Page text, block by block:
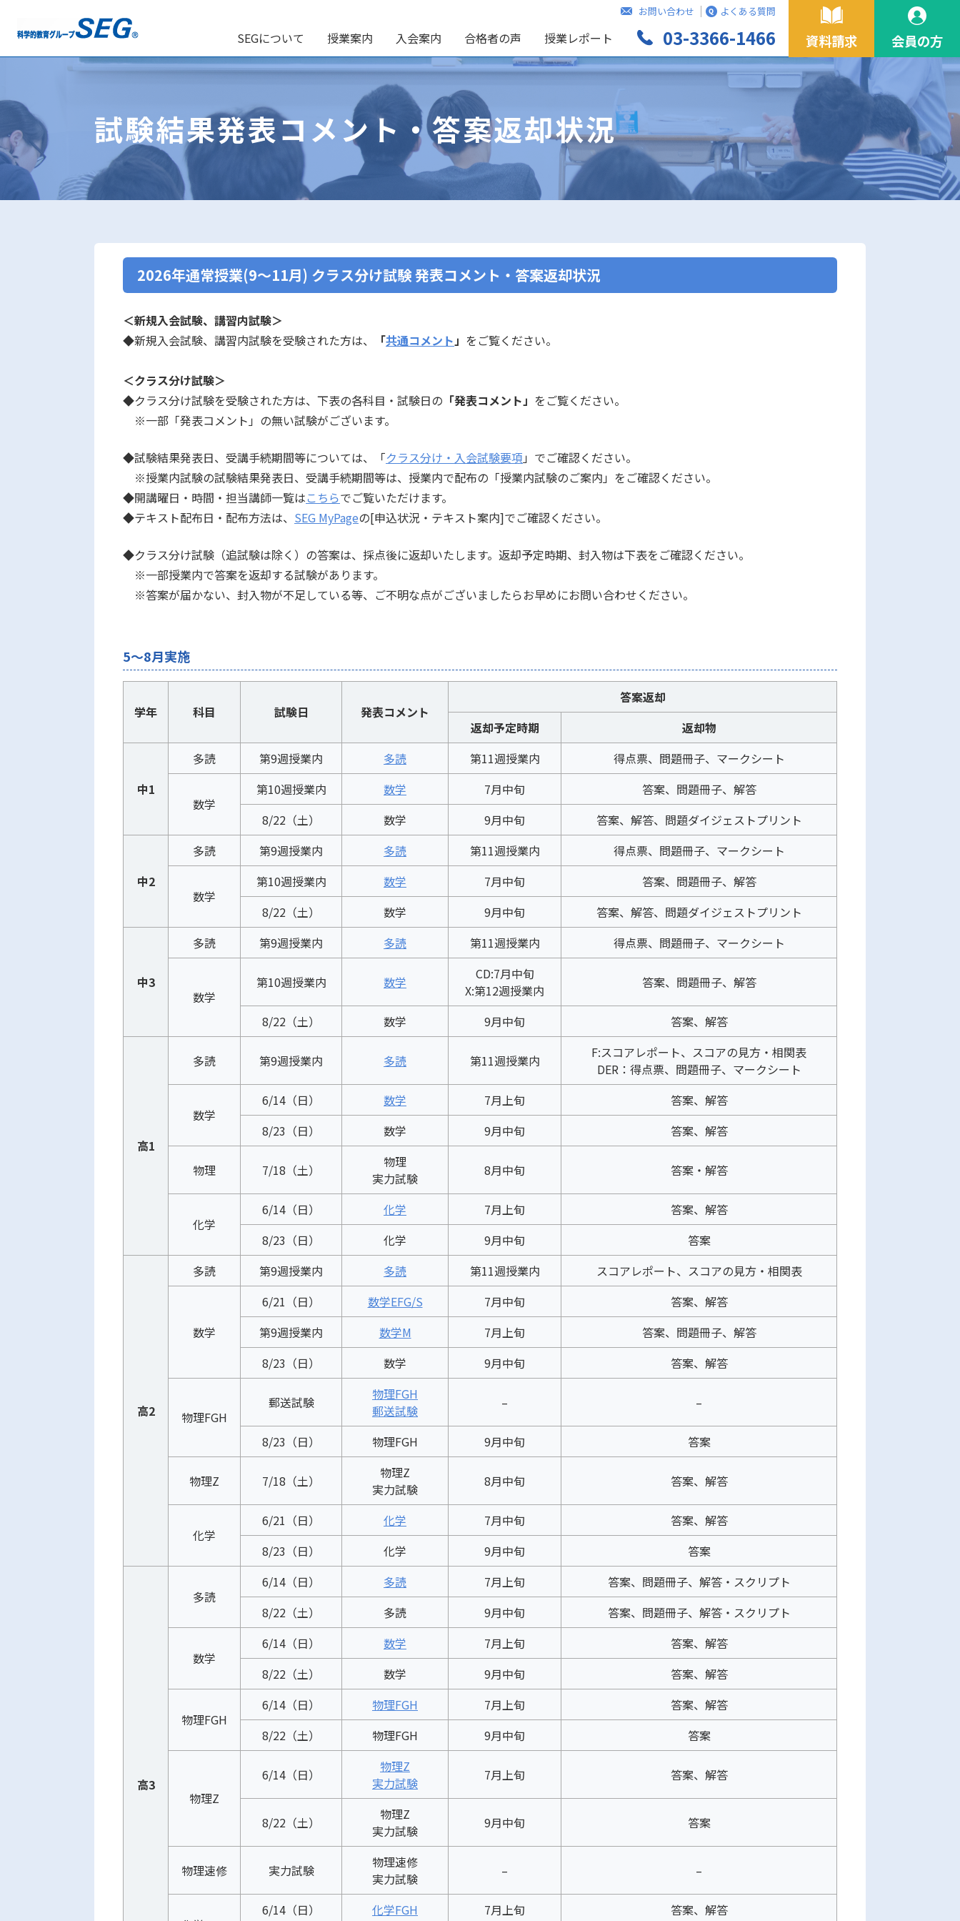
SEGについて 授業案内 入会案内 合格者の声 授業レポート
お問い合わせ よくある質問
03-3366-1466 資料請求 会員の方
試験結果発表コメント・答案返却状況
2026年通常授業(9～11月) クラス分け試験 発表コメント・答案返却状況
＜新規入会試験、講習内試験＞
◆新規入会試験、講習内試験を受験された方は、
「共通コメント」 をご覧ください。
＜クラス分け試験＞
◆クラス分け試験を受験された方は、下表の各科目・試験日の 「発表コメント」 をご覧ください。
※一部「発表コメント」の無い試験がございます。
◆試験結果発表日、受講手続期間等については、「クラス分け・入会試験要項 」でご確認ください。
※授業内試験の試験結果発表日、受講手続期間等は、授業内で配布の「授業内試験のご案内」をご確認ください。
◆開講曜日・時間・担当講師一覧はこちらでご覧いただけます。
◆テキスト配布日・配布方法は、 SEG MyPageの[申込状況・テキスト案内]でご確認ください。
◆クラス分け試験（追試験は除く）の答案は、採点後に返却いたします。返却予定時期、封入物は下表をご確認ください。
※一部授業内で答案を返却する試験があります。
※答案が届かない、封入物が不足している等、ご不明な点がございましたらお早めにお問い合わせください。
5～8月実施
学年 科目 試験日 発表コメント
答案返却
返却予定時期
返却物
中1
多読 第9週授業内 多読 第11週授業内 得点票、問題冊子、マークシート
数学
第10週授業内 数学 7月中旬
答案、問題冊子、解答
8/22（土）
数学 9月中旬 答案、解答、問題ダイジェストプリント
中2
多読 第9週授業内 多読 第11週授業内 得点票、問題冊子、マークシート
数学
第10週授業内 数学 7月中旬
答案、問題冊子、解答
8/22（土）
数学 9月中旬 答案、解答、問題ダイジェストプリント
中3
多読 第9週授業内 多読 第11週授業内 得点票、問題冊子、マークシート
数学
第10週授業内 数学
CD:7月中旬
X:第12週授業内
答案、問題冊子、解答
8/22（土） 数学 9月中旬 答案、解答
高1
多読 第9週授業内 多読 第11週授業内
F:スコアレポート、スコアの見方・相関表
DER：得点票、問題冊子、マークシート
数学
6/14（日） 数学 7月上旬
答案、解答
8/23（日）
数学 9月中旬 答案、解答
物理 7/18（土）
物理
実力試験
8月中旬 答案・解答
化学
6/14（日） 化学 7月上旬
答案、解答
8/23（日）
化学 9月中旬 答案
高2
多読 第9週授業内 多読 第11週授業内 スコアレポート、スコアの見方・相関表
数学
6/21（日） 数学EFG/S 7月中旬
答案、解答
第9週授業内
数学M 7月上旬
答案、問題冊子、解答
8/23（日）
数学 9月中旬 答案、解答
物理FGH
郵送試験
物理FGH
郵送試験
– –
8/23（日） 物理FGH 9月中旬 答案
物理Z 7/18（土）
物理Z
実力試験
8月中旬 答案、解答
化学
6/21（日） 化学 7月中旬
答案、解答
8/23（日）
化学 9月中旬 答案
高3
多読
6/14（日） 多読 7月上旬
答案、問題冊子、解答・スクリプト
8/22（土）
多読 9月中旬 答案、問題冊子、解答・スクリプト
数学
6/14（日） 数学 7月上旬
答案、解答
8/22（土）
数学 9月中旬 答案、解答
物理FGH
6/14（日） 物理FGH 7月上旬
答案、解答
8/22（土）
物理FGH 9月中旬 答案
物理Z
6/14（日）
物理Z
実力試験
7月上旬 答案、解答
8/22（土）
物理Z
実力試験
9月中旬 答案
物理速修 実力試験
物理速修
実力試験
– –
6/14（日） 化学FGH 7月上旬 答案、解答